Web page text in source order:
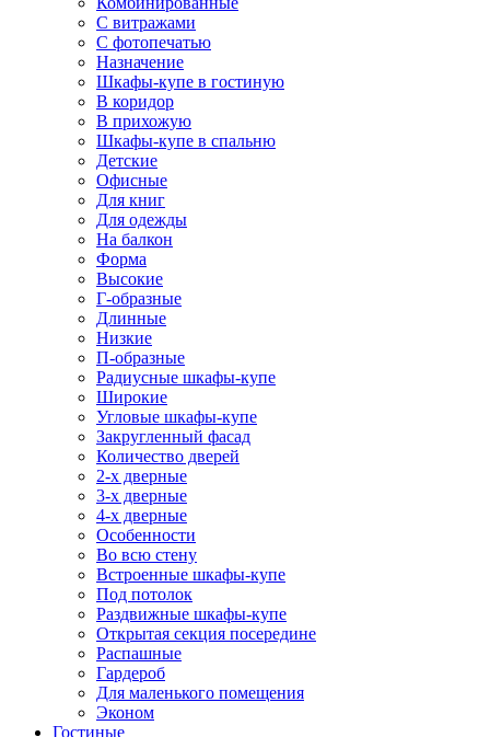
С витражами
С фотопечатью
Назначение
Шкафы-купе в гостиную
В коридор
В прихожую
Шкафы-купе в спальню
Детские
Офисные
Для книг
Для одежды
На балкон
Форма
Высокие
Г-образные
Длинные
Низкие
П-образные
Радиусные шкафы-купе
Широкие
Угловые шкафы-купе
Закругленный фасад
Количество дверей
2-х дверные
3-х дверные
4-х дверные
Особенности
Во всю стену
Встроенные шкафы-купе
Под потолок
Раздвижные шкафы-купе
Открытая секция посередине
Распашные
Гардероб
Для маленького помещения
Эконом
Гостиные